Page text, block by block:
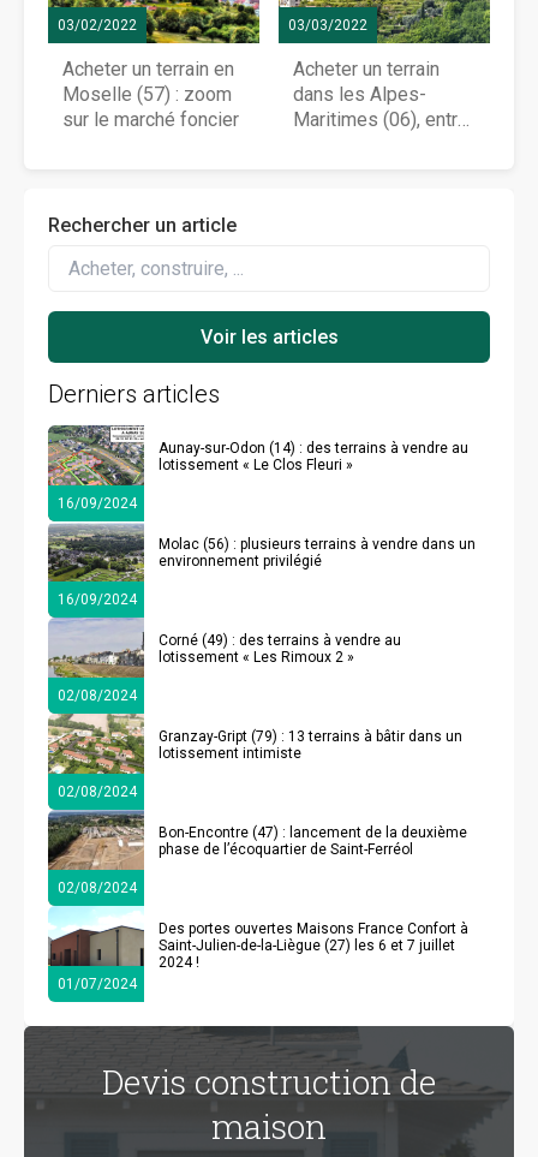
03/02/2022
Acheter un terrain en
Moselle (57) : zoom
sur le marché foncier
03/03/2022
Acheter un terrain
dans les Alpes-
Maritimes (06), entre
Rechercher un article
Derniers articles
16/09/2024
Aunay-sur-Odon (14) : des terrains à vendre au
lotissement « Le Clos Fleuri »
16/09/2024
Molac (56) : plusieurs terrains à vendre dans un
environnement privilégié
02/08/2024
Corné (49) : des terrains à vendre au
lotissement « Les Rimoux 2 »
02/08/2024
Granzay-Gript (79) : 13 terrains à bâtir dans un
lotissement intimiste
02/08/2024
Bon-Encontre (47) : lancement de la deuxième
phase de l’écoquartier de Saint-Ferréol
01/07/2024
Des portes ouvertes Maisons France Confort à
Saint-Julien-de-la-Liègue (27) les 6 et 7 juillet
2024 !
Devis construction de
maison